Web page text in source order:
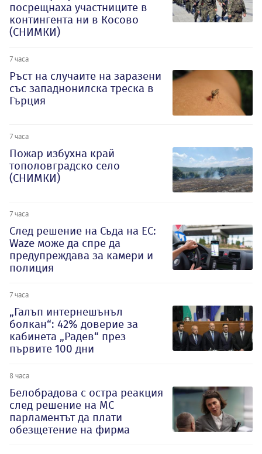
посрещнаха участниците в
контингента ни в Косово
(СНИМКИ)
7 часа
Ръст на случаите на заразени
със западнонилска треска в
Гърция
7 часа
Пожар избухна край
тополовградско село
(СНИМКИ)
7 часа
След решение на Съда на ЕС:
Waze може да спре да
предупреждава за камери и
полиция
7 часа
„Галъп интернешънъл
болкан“: 42% доверие за
кабинета „Радев“ през
първите 100 дни
8 часа
Белобрадова с остра реакция
след решение на МС
парламентът да плати
обезщетение на фирма